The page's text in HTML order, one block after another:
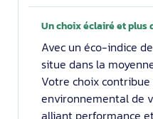
Un choix éclairé et plus
Avec un éco-indice de
situe dans la
Votre choix
environnemental de
alliant performance